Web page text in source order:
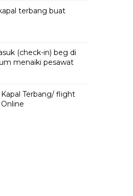
terbang buat
(check-in) beg di
menaiki pesawat
Kapal Terbang/ flight
Online